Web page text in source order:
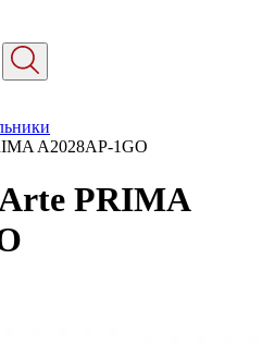
A2028AP-1GO
PRIMA